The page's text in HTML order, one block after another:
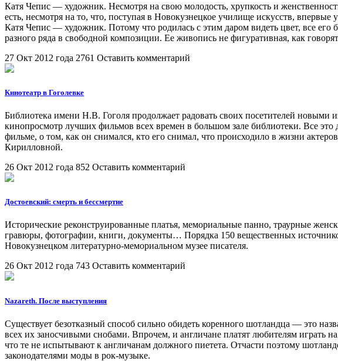
Катя Чепис — художник. Несмотря на свою молодость, хрупкость и
есть, несмотря на то, что, поступая в Новокузнецкое училище искусств, впервые
Катя Чепис — художник. Потому что родилась с этим даром видеть цвет, все
разного ряда в свободной композиции. Ее живопись не фигуративная, как
27 Окт 2012 года 2761 Оставить комментарий
Кинотеатр в Гоголевке
Библиотека имени Н.В. Гоголя продолжает радовать своих посетителей
кинопросмотр лучших фильмов всех времен в большом зале библиотеки. Все
фильме, о том, как он снимался, кто его снимал, что происходило в жизни
Кирилловной.
26 Окт 2012 года 852 Оставить комментарий
Достоевский: смерть и бессмертие
Исторические реконструированные платья, мемориальные панно, траурные
гравюры, фотографии, книги, документы… Порядка 150 вещественных
Новокузнецком литературно-мемориальном музее писателя.
26 Окт 2012 года 743 Оставить комментарий
Nazareth. После выступления
Существует безотказный способ сильно обидеть коренного шотландца — это
всех их заносчивыми снобами. Впрочем, и англичане платят любителям играть
что те не испытывают к англичанам должного пиетета. Отчасти поэтому
законодателями моды в рок-музыке.